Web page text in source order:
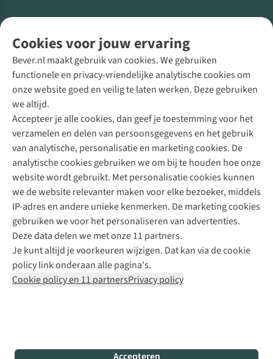
Cookies voor jouw ervaring
Bever.nl maakt gebruik van cookies. We gebruiken
functionele en privacy-vriendelijke analytische cookies om
onze website goed en veilig te laten werken. Deze gebruiken
we altijd.
Accepteer je alle cookies, dan geef je toestemming voor het
verzamelen en delen van persoonsgegevens en het gebruik
van analytische, personalisatie en marketing cookies. De
analytische cookies gebruiken we om bij te houden hoe onze
website wordt gebruikt. Met personalisatie cookies kunnen
we de website relevanter maken voor elke bezoeker, middels
IP-adres en andere unieke kenmerken. De marketing cookies
gebruiken we voor het personaliseren van advertenties.
Deze data delen we met onze 11 partners.
Je kunt altijd je voorkeuren wijzigen. Dat kan via de cookie
policy link onderaan alle pagina's.
Cookie policy en 11 partnersPrivacy policy
Direct advies van een Buitenexpert
+31 (0)85 888 50 88
+31 6 12 28 49 80
Contactformulier